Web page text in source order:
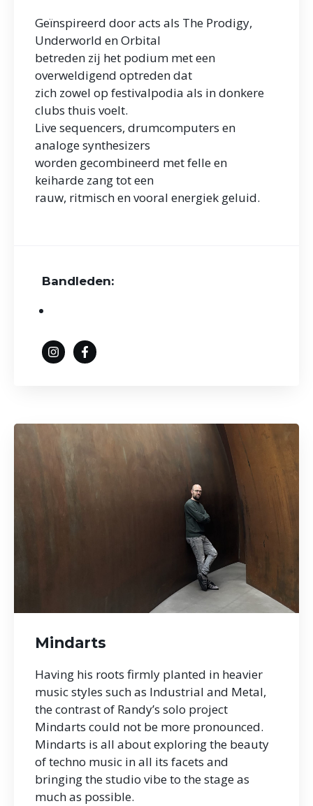
Geïnspireerd door acts als The Prodigy,
Underworld en Orbital
betreden zij het podium met een
overweldigend optreden dat
zich zowel op festivalpodia als in donkere
clubs thuis voelt.
Live sequencers, drumcomputers en
analoge synthesizers
worden gecombineerd met felle en
keiharde zang tot een
rauw, ritmisch en vooral energiek geluid.
Bandleden:
Mindarts
Having his roots firmly planted in heavier
music styles such as Industrial and Metal,
the contrast of Randy’s solo project
Mindarts could not be more pronounced.
Mindarts is all about exploring the beauty
of techno music in all its facets and
bringing the studio vibe to the stage as
much as possible.